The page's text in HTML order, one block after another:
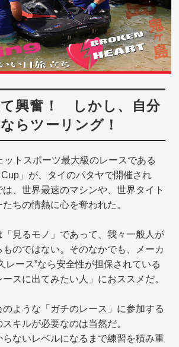
て興奮！ しかし、自分
らツーリング！
ットスポーツ最大級のレースである
Cup」が、タイのパタヤで開催され
、世界最速のマシンや、世界タイト
ちの情熱に心を奪われた。
「見るモノ」であって、我々一般人が
のではない。そのなかでも、メーカ
レース”なら安全性が担保されている
スに出てみたい人」におススメだ。
のような「ガチのレース」に参加する
キルが必要なのは当然だ。
らないレベルになるまで練習を積み重